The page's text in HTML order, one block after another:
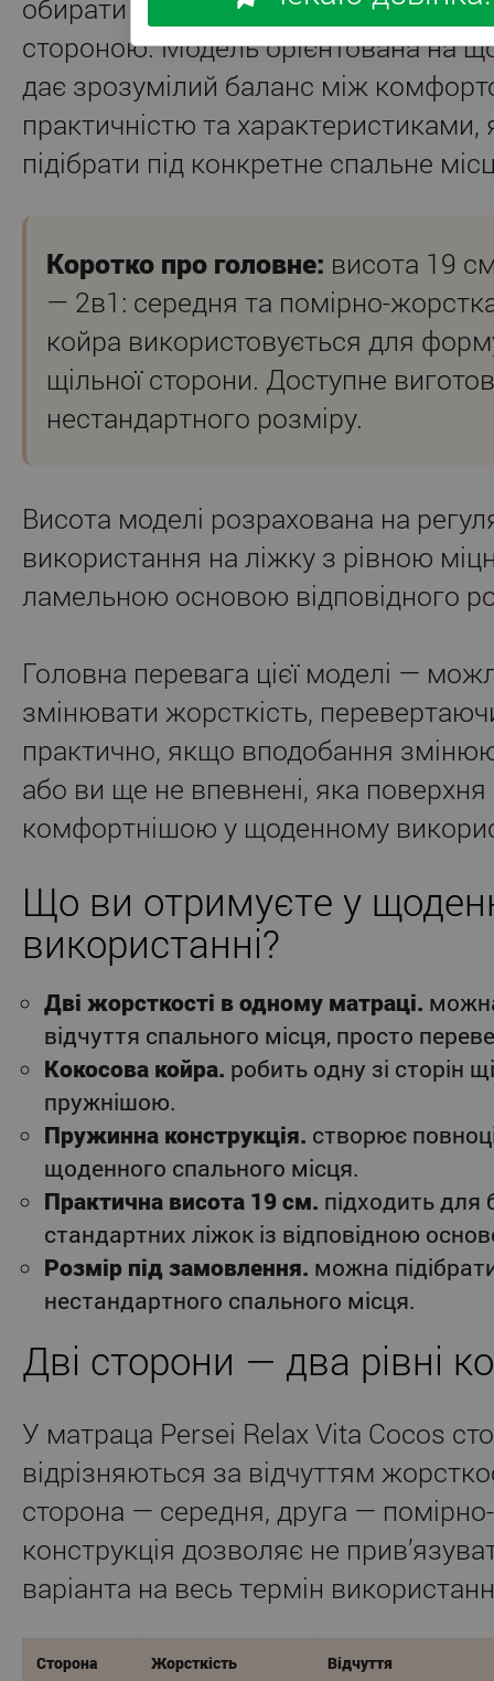
обирати між універсальною та
стороною. Модель орієнтована на
дає зрозумілий баланс між
практичністю та характеристиками,
підібрати під конкретне спальне
Коротко про головне: висота 19
— 2в1: середня та помірно-
койра використовується для
щільної сторони. Доступне
нестандартного розміру.
Висота моделі розрахована на
використання на ліжку з рівною
ламельною основою відповідного
Головна перевага цієї моделі —
змінювати жорсткість,
практично, якщо вподобання
або ви ще не впевнені, яка поверхня
комфортнішою у щоденному
Що ви отримуєте у
використанні?
Дві жорсткості в одному матраці.
відчуття спального місця, просто
Кокосова койра. робить одну зі сторін
пружнішою.
Пружинна конструкція. створює
щоденного спального місця.
Практична висота 19 см. підходить для
стандартних ліжок із відповідною
Розмір під замовлення. можна
нестандартного спального місця.
Дві сторони — два рівні
У матраца Persei Relax Vita Cocos
відрізняються за відчуттям
сторона — середня, друга —
конструкція дозволяє не
варіанта на весь термін
Сторона Жорсткість Відчуття